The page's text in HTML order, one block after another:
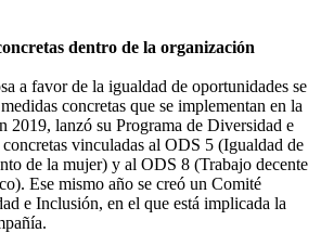
dentro de la organización
a favor de la igualdad de oportunidades se
concretas que se implementan en la
2019, lanzó su Programa de Diversidad e
vinculadas al ODS 5 (Igualdad de
de la mujer) y al ODS 8 (Trabajo decente
Ese mismo año se creó un Comité
e Inclusión, en el que está implicada la